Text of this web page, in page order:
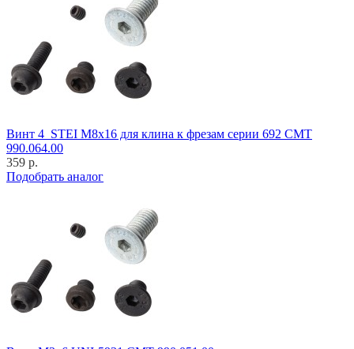
Винт 4_STEI M8x16 для клина к фрезам серии 692 CMT
990.064.00
359 р.
Подобрать аналог